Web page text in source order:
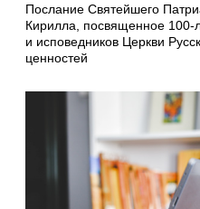
Послание Святейшего
Кирилла, посвященное 100-
и исповедников Церкви
ценностей